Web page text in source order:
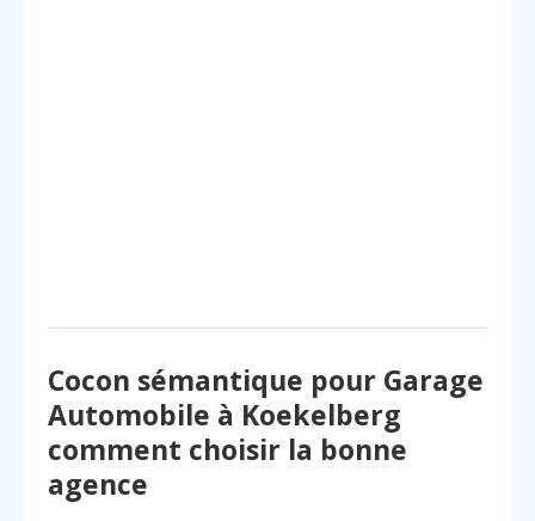
Cocon sémantique pour Garage
Automobile à Koekelberg
comment choisir la bonne
agence